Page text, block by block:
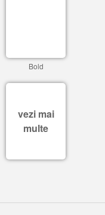
Bold
vezi mai
multe